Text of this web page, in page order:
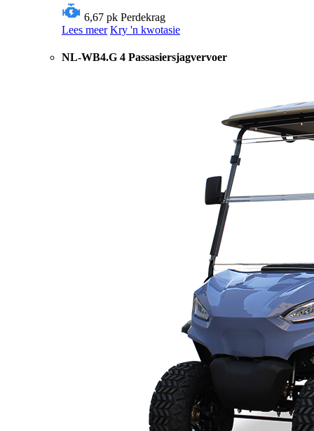
6,67 pk Perdekrag
Lees meer Kry 'n kwotasie
NL-WB4.G 4 Passasiersjagvervoer